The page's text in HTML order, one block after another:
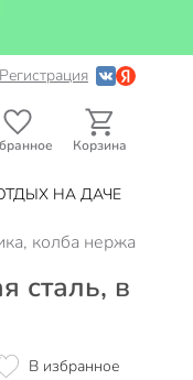
Корзина
НА ДАЧЕ
колба
сталь, в
В избранное